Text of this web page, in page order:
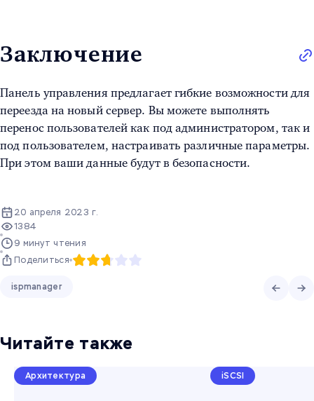
Заключение
Панель управления предлагает гибкие возможности для
переезда на новый сервер. Вы можете выполнять
перенос пользователей как под администратором, так и
под пользователем, настраивать различные параметры.
При этом ваши данные будут в безопасности.
20 апреля 2023 г.
1384
9 минут чтения
Поделиться
ispmanager
Читайте также
Архитектура iSCSI